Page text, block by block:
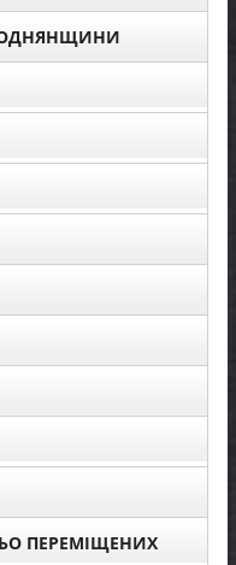
ПЕРЕМІЩЕНИХ